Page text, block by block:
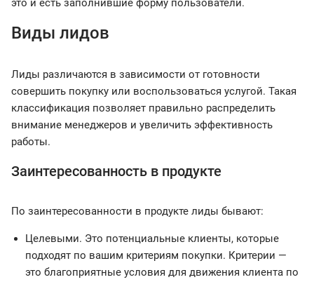
это и есть заполнившие форму пользователи.
Виды лидов
Лиды различаются в зависимости от готовности
совершить покупку или воспользоваться услугой. Такая
классификация позволяет правильно распределить
внимание менеджеров и увеличить эффективность
работы.
Заинтересованность в продукте
По заинтересованности в продукте лиды бывают:
Целевыми. Это потенциальные клиенты, которые
подходят по вашим критериям покупки. Критерии —
это благоприятные условия для движения клиента по